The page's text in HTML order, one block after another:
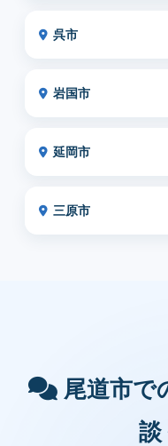
呉市
岩国市
延岡市
三原市
尾道市で
談